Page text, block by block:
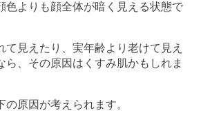
色よりも顔全体が暗く見える状態で
て見えたり、実年齢より老けて見え
ら、その原因はくすみ肌かもしれま
の原因が考えられます。